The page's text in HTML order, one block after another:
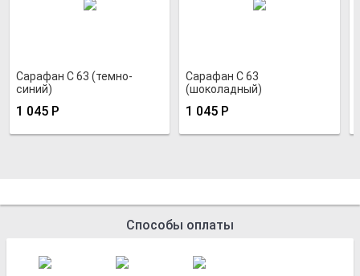
Сарафан С 63 (темно-
синий)
1 045 Р
Сарафан С 63
(шоколадный)
1 045 Р
Способы оплаты